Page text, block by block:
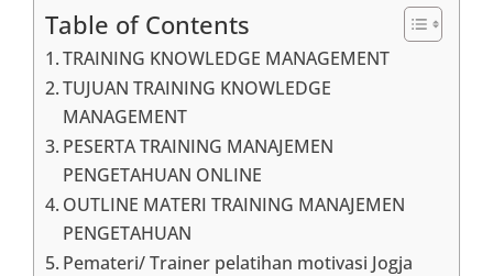
Table of Contents
TRAINING KNOWLEDGE MANAGEMENT
TUJUAN TRAINING KNOWLEDGE
MANAGEMENT
PESERTA TRAINING MANAJEMEN
PENGETAHUAN ONLINE
OUTLINE MATERI TRAINING MANAJEMEN
PENGETAHUAN
Pemateri/ Trainer pelatihan motivasi Jogja